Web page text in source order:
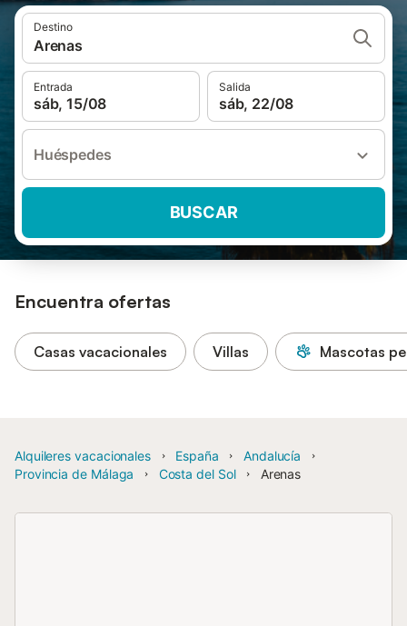
Destino
Arenas
Entrada
sáb, 15/08
Salida
sáb, 22/08
Huéspedes
BUSCAR
Encuentra ofertas
Casas vacacionales Villas Mascotas
Alquileres vacacionales España
Andalucía
Provincia de Málaga
Costa del Sol Arenas